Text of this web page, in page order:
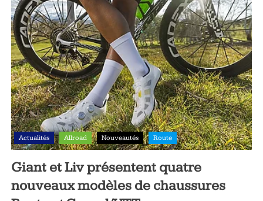
Actualités Allroad Nouveautés Route
Giant et Liv présentent quatre
nouveaux modèles de chaussures